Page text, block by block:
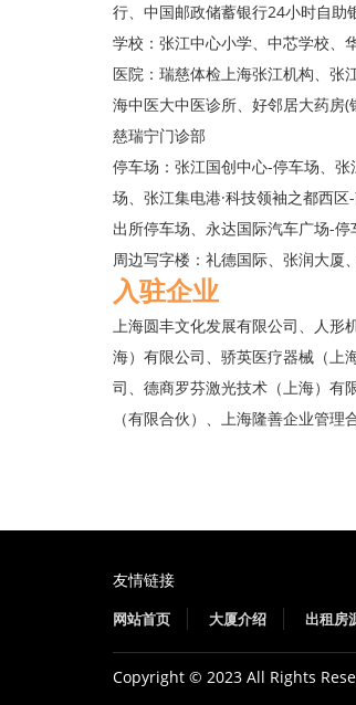
行、中国邮政储蓄银行24小时自助
学校：张江中心小学、中芯学校、
医院：瑞慈体检上海张江机构、张
海中医大中医诊所、好邻居大药房
慈瑞宁门诊部
停车场：张江国创中心-停车场、
场、张江集电港·科技领袖之都西
出所停车场、永达国际汽车广场-停
周边写字楼：礼德国际、张润大厦
入驻企业
上海圆丰文化发展有限公司、人形
海）有限公司、骄英医疗器械（上
司、德商罗芬激光技术（上海）有
（有限合伙）、上海隆善企业管
友情链接
网站首页 大厦介绍 出租房
Copyright © 2023 All Rights